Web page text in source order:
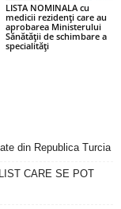
LISTA NOMINALA cu
medicii rezidenţi care au
aprobarea Ministerului
Sănătăţii de schimbare a
specialităţi
din Republica Turcia
CARE SE POT